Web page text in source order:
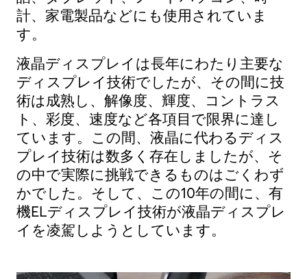
計、家電製品などにも使用されていま
す。
液晶ディスプレイは長年にわたり主要な
ディスプレイ技術でしたが、その間に技
術は成熟し、解像度、輝度、コントラス
ト、彩度、速度など各項目で限界に達し
ています。この間、液晶に代わるディス
プレイ技術は数多く存在しましたが、そ
の中で実際に挑戦できるものはごくわず
かでした。そして、この10年の間に、有
機ELディスプレイ技術が液晶ディスプレ
イを凌駕しようとしています。